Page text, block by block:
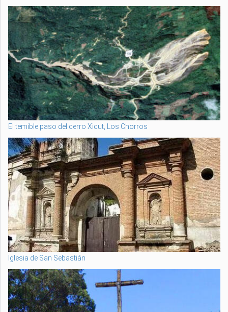
El temible paso del cerro Xicut, Los Chorros
Iglesia de San Sebastián